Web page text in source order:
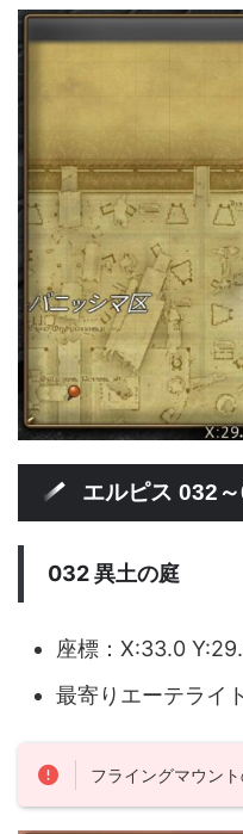
エルピス 032
032 異土の庭
座標：X:33.0
最寄りエーテライ
フライングマウント